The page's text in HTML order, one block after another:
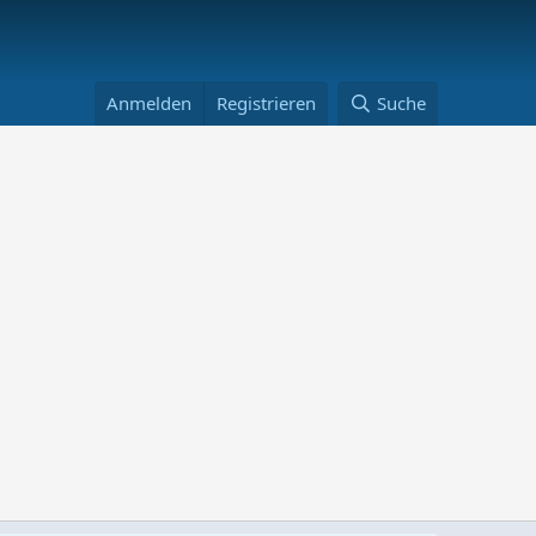
Anmelden Registrieren Suche